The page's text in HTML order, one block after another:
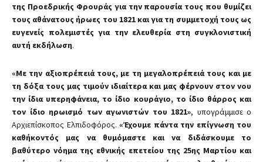
της Προεδρικής Φρουράς για την παρουσία τους που θυμίζει
τους αθάνατους ήρωες του 1821 και για τη συμμετοχή τους ως
ευγενείς πολεμιστές για την ελευθερία στη συγκλονιστική
αυτή εκδήλωση.
«Με την αξιοπρέπειά τους, με τη μεγαλοπρέπειά τους και με
τη δόξα τους μας τιμούν ιδιαίτερα και μας φέρνουν στον νου
την ίδια υπερηφάνεια, το ίδιο κουράγιο, το ίδιο θάρρος και
τον ίδιο ηρωισμό των αγωνιστών του 1821», υπογράμμισε ο
Αρχιεπίσκοπος Ελπιδοφόρος. «Έχουμε πάντα την επίγνωση του
καθήκοντός μας να θυμόμαστε και να διδάσκουμε το
βαθύτερο νόημα της εθνικής επετείου της 25ης Μαρτίου και